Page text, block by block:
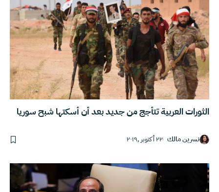
الثورات العربية تتأجج من جديد بعد أن أسكتها شبح سوريا
نسرين مالك ٢٢ أكتوبر ,٢٠١٩